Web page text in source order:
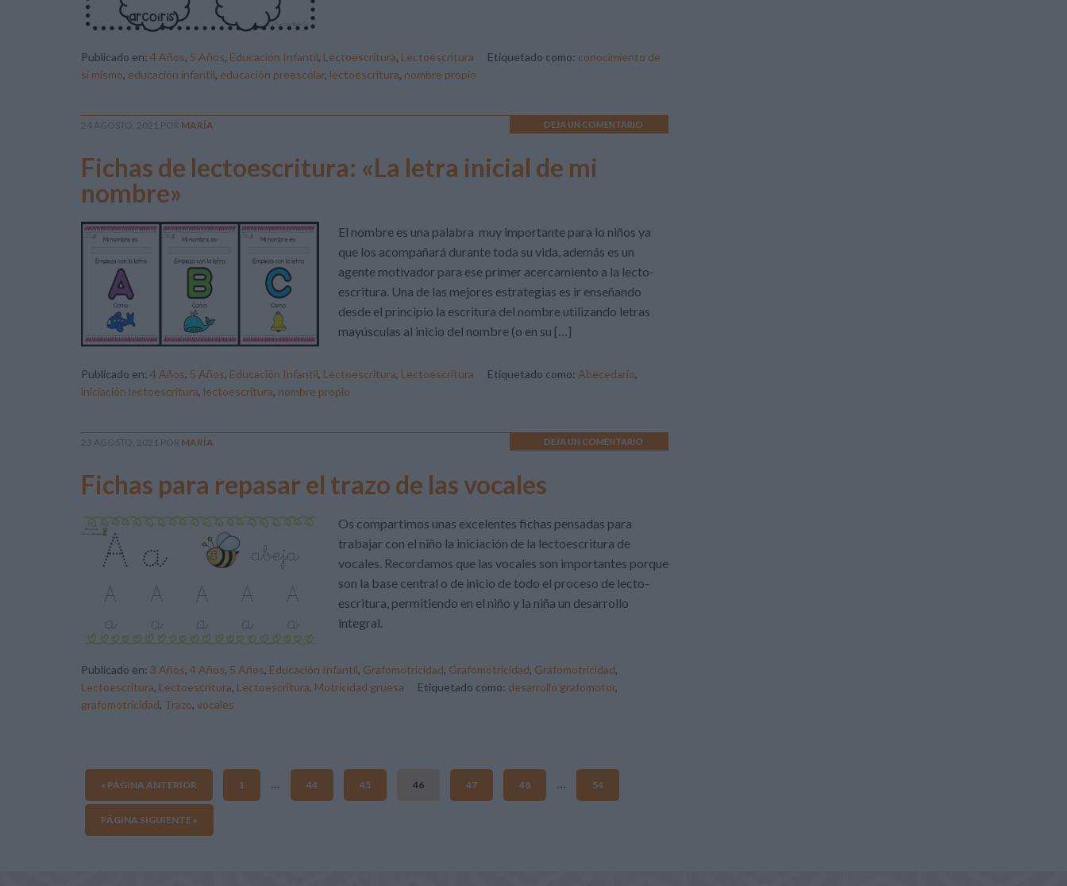
Publicado en: 4 Años, 5 Años, Educación Infantil, Lectoescritura, Lectoescritura Etiquetado como: conocimiento de
sí mismo, educación infantil, educación preescolar, lectoescritura, nombre propio
24 AGOSTO, 2021 POR MARÍA DEJA UN COMENTARIO
Fichas de lectoescritura: «La letra inicial de mi
nombre»
El nombre es una palabra muy importante para lo niños ya
que los acompañará durante toda su vida, además es un
agente motivador para ese primer acercamiento a la lecto-
escritura. Una de las mejores estrategias es ir enseñando
desde el principio la escritura del nombre utilizando letras
mayúsculas al inicio del nombre (o en su […]
Publicado en: 4 Años, 5 Años, Educación Infantil, Lectoescritura, Lectoescritura Etiquetado como: Abecedario,
iniciación lectoescritura, lectoescritura, nombre propio
23 AGOSTO, 2021 POR MARÍA DEJA UN COMENTARIO
Fichas para repasar el trazo de las vocales
Os compartimos unas excelentes fichas pensadas para
trabajar con el niño la iniciación de la lectoescritura de
vocales. Recordamos que las vocales son importantes porque
son la base central o de inicio de todo el proceso de lecto-
escritura, permitiendo en el niño y la niña un desarrollo
integral.
Publicado en: 3 Años, 4 Años, 5 Años, Educación Infantil, Grafomotricidad, Grafomotricidad, Grafomotricidad,
Lectoescritura, Lectoescritura, Lectoescritura, Motricidad gruesa Etiquetado como: desarrollo grafomotor,
grafomotricidad, Trazo, vocales
« PÁGINA ANTERIOR 1 … 44 45 46 47 48 … 54
PÁGINA SIGUIENTE »